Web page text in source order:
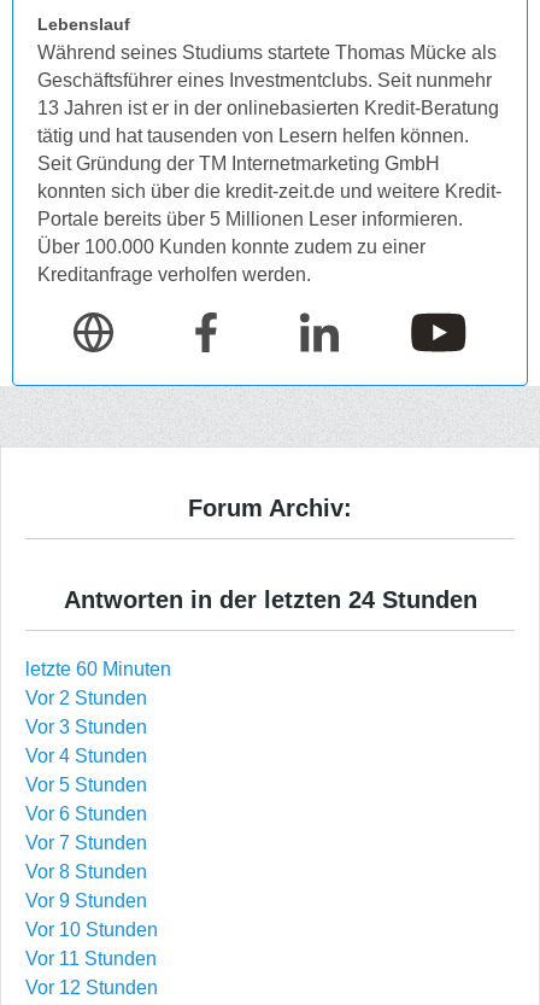
Lebenslauf
Während seines Studiums startete Thomas Mücke als
Geschäftsführer eines Investmentclubs. Seit nunmehr
13 Jahren ist er in der onlinebasierten Kredit-Beratung
tätig und hat tausenden von Lesern helfen können.
Seit Gründung der TM Internetmarketing GmbH
konnten sich über die kredit-zeit.de und weitere Kredit-
Portale bereits über 5 Millionen Leser informieren.
Über 100.000 Kunden konnte zudem zu einer
Kreditanfrage verholfen werden.
Forum Archiv:
Antworten in der letzten 24 Stunden
letzte 60 Minuten
Vor 2 Stunden
Vor 3 Stunden
Vor 4 Stunden
Vor 5 Stunden
Vor 6 Stunden
Vor 7 Stunden
Vor 8 Stunden
Vor 9 Stunden
Vor 10 Stunden
Vor 11 Stunden
Vor 12 Stunden